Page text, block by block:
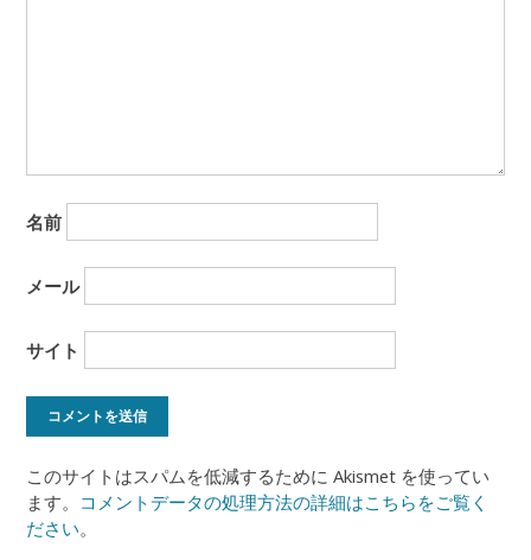
名前
メール
サイト
このサイトはスパムを低減するために Akismet を使ってい
ます。 コメントデータの処理方法の詳細はこちらをご覧く
ださい。